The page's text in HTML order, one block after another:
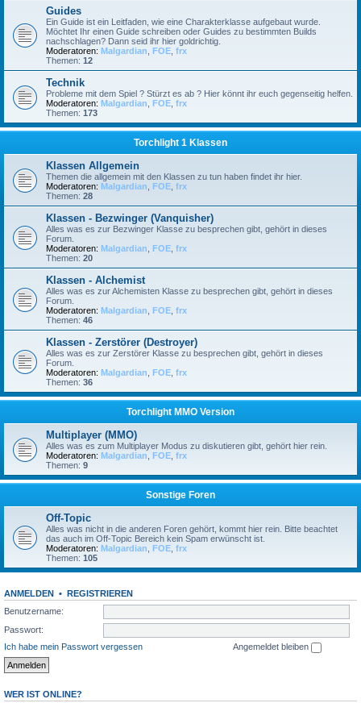
Guides
Ein Guide ist ein Leitfaden, wie eine Charakterklasse aufgebaut wurde.
Möchtet Ihr einen Guide schreiben oder Guides zu bestimmten Builds
nachschlagen? Dann seid ihr hier goldrichtig.
Moderatoren: Malgardian FOE frx
Themen: 12
Technik
Probleme mit dem Spiel ? Stürzt es ab ? Hier könnt ihr euch gegenseitig helfen.
Moderatoren: Malgardian FOE frx
Themen: 173
Torchlight 1 Klassen
Klassen Allgemein
Themen die allgemein mit den Klassen zu tun haben findet ihr hier.
Moderatoren: Malgardian FOE frx
Themen: 28
Klassen - Bezwinger (Vanquisher)
Alles was es zur Bezwinger Klasse zu besprechen gibt, gehört in dieses
Forum.
Moderatoren: Malgardian FOE frx
Themen: 20
Klassen - Alchemist
Alles was es zur Alchemisten Klasse zu besprechen gibt, gehört in dieses
Forum.
Moderatoren: Malgardian FOE frx
Themen: 46
Klassen - Zerstörer (Destroyer)
Alles was es zur Zerstörer Klasse zu besprechen gibt, gehört in dieses
Forum.
Moderatoren: Malgardian FOE frx
Themen: 36
Torchlight MMO Version
Multiplayer (MMO)
Alles was es zum Multiplayer Modus zu diskutieren gibt, gehört hier rein.
Moderatoren: Malgardian FOE frx
Themen: 9
Sonstige Foren
Off-Topic
Alles was nicht in die anderen Foren gehört, kommt hier rein. Bitte beachtet
das auch im Off-Topic Bereich kein Spam erwünscht ist.
Moderatoren: Malgardian FOE frx
Themen: 105
ANMELDEN • REGISTRIEREN
Benutzername:
Passwort:
Ich habe mein Passwort vergessen
Angemeldet bleiben
WER IST ONLINE?